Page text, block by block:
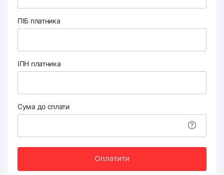
ПІБ платника
ІПН платника
Сума до сплати
Оплатити